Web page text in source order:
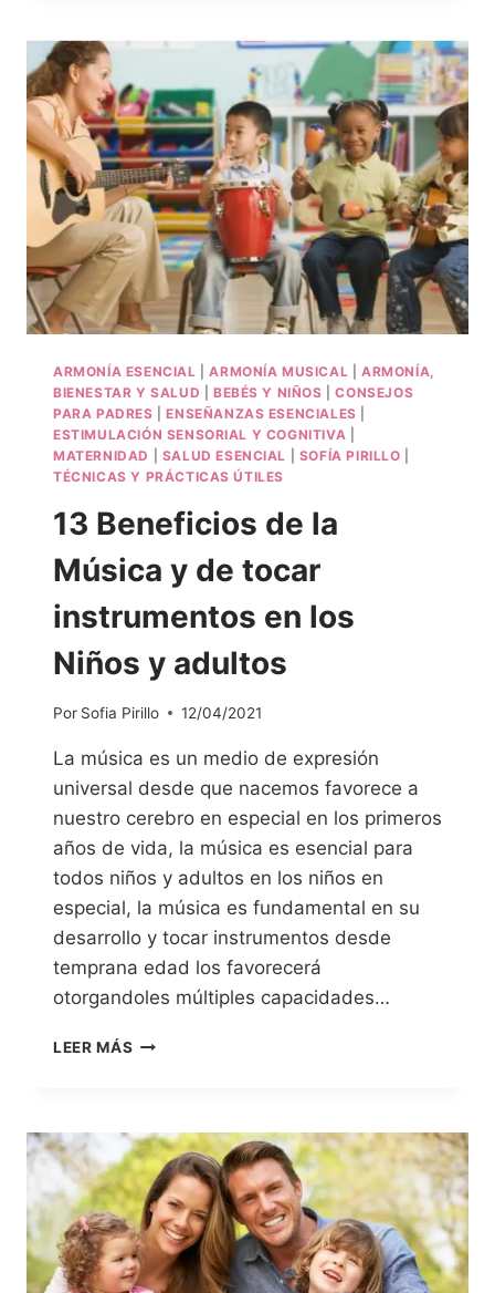
ARMONÍA ESENCIAL |ARMONÍA MUSICAL |ARMONÍA,
BIENESTAR Y SALUD
BEBÉS Y NIÑOS |CONSEJOS
PARA PADRES |ENSEÑANZAS ESENCIALES
ESTIMULACIÓN SENSORIAL Y COGNITIVA
MATERNIDAD
SALUD ESENCIAL SOFÍA PIRILLO
TÉCNICAS Y PRÁCTICAS ÚTILES
13 Beneficios de la
Música y de tocar
instrumentos en los
Niños y adultos
Por Sofia Pirillo 12/04/2021
La música es un medio de expresión
universal desde que nacemos favorece a
nuestro cerebro en especial en los primeros
años de vida, la música es esencial para
todos niños y adultos en los niños en
especial, la música es fundamental en su
desarrollo y tocar instrumentos desde
temprana edad los favorecerá
otorgandoles múltiples capacidades…
LEER MÁS